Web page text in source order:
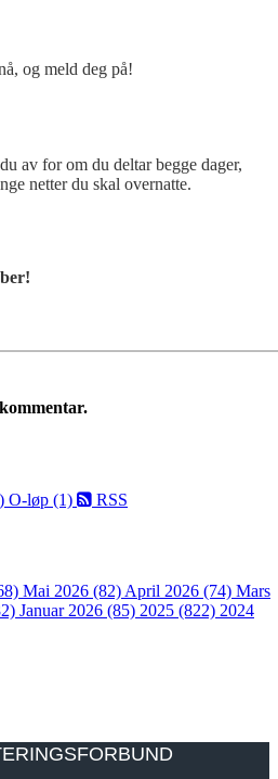
og meld deg på!
av for om du deltar begge dager,
netter du skal overnatte.
O-løp (1) RSS
Mai 2026 (82)April 2026 (74) Mars
Januar 2026 (85) 2025 (822) 2024